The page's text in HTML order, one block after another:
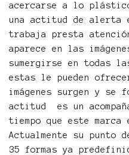
acercarse a lo
una actitud de alerta
trabaja presta
aparece en las
sumergirse en todas
estas le pueden
imágenes surgen y se
actitud es un
tiempo que este
Actualmente su punto
35 formas ya